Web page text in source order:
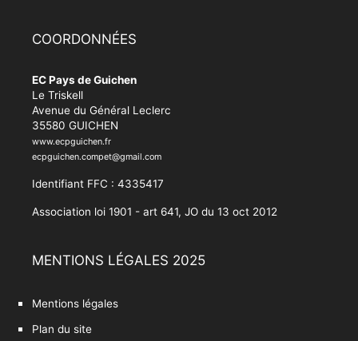
COORDONNÉES
EC Pays de Guichen
Le Triskell
Avenue du Général Leclerc
35580 GUICHEN
www.ecpguichen.fr
ecpguichen.compet@gmail.com
Identifiant FFC : 4335417
Association loi 1901 - art 641, JO du 13 oct 2012
MENTIONS LÉGALES 2025
Mentions légales
Plan du site